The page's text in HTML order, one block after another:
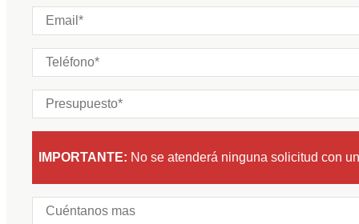
IMPORTANTE: No se atenderá ninguna solicitud con